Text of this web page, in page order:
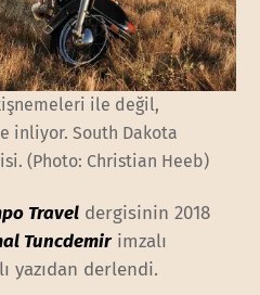
ile değil,
inliyor. South Dakota
(Photo: Christian Heeb)
Travel dergisinin 2018
Tuncdemirimzalı
yazıdan derlendi.